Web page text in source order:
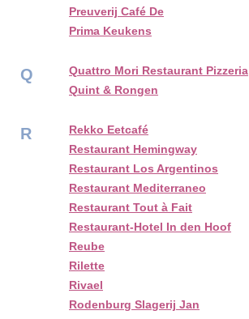
Preuverij Café De
Prima Keukens
Q
Quattro Mori Restaurant Pizzeria
Quint & Rongen
R
Rekko Eetcafé
Restaurant Hemingway
Restaurant Los Argentinos
Restaurant Mediterraneo
Restaurant Tout à Fait
Restaurant-Hotel In den Hoof
Reube
Rilette
Rivael
Rodenburg Slagerij Jan